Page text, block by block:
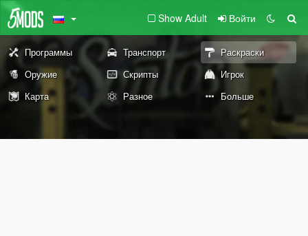
Show Adult Войти
Программы Транспорт
Раскраски
Оружие
Скрипты
Игрок
Карта
Разное Больше